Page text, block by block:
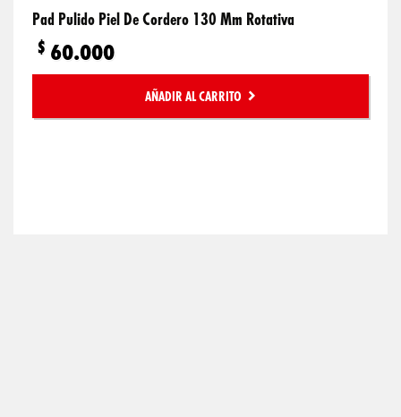
Pad Pulido Piel De Cordero 130 Mm Rotativa
$ 60.000
AÑADIR AL CARRITO